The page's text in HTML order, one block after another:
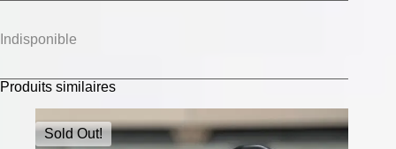
Indisponible
Produits similaires
Sold Out!